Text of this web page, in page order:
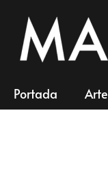
Portada Arte